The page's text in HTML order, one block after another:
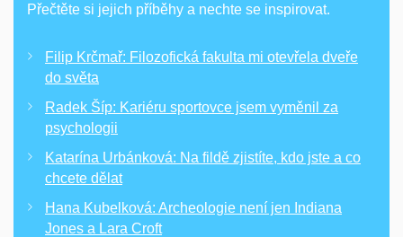
Přečtěte si jejich příběhy a nechte se inspirovat.
Filip Krčmař: Filozofická fakulta mi otevřela dveře
do světa
Radek Šíp: Kariéru sportovce jsem vyměnil za
psychologii
Katarína Urbánková: Na fildě zjistíte, kdo jste a co
chcete dělat
Hana Kubelková: Archeologie není jen Indiana
Jones a Lara Croft